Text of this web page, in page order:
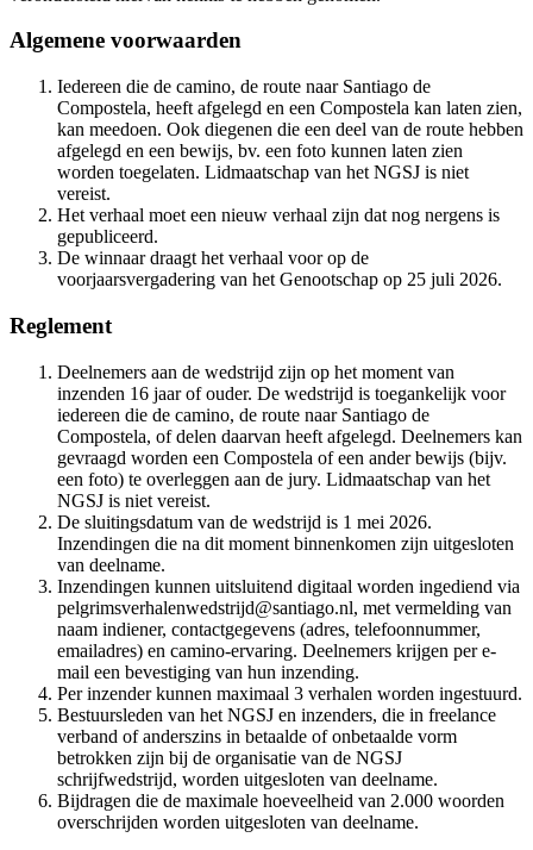
Algemene voorwaarden
Iedereen die de camino, de route naar Santiago de
Compostela, heeft afgelegd en een Compostela kan laten zien,
kan meedoen. Ook diegenen die een deel van de route hebben
afgelegd en een bewijs, bv. een foto kunnen laten zien
worden toegelaten. Lidmaatschap van het NGSJ is niet
vereist.
Het verhaal moet een nieuw verhaal zijn dat nog nergens is
gepubliceerd.
De winnaar draagt het verhaal voor op de
voorjaarsvergadering van het Genootschap op 25 juli 2026.
Reglement
Deelnemers aan de wedstrijd zijn op het moment van
inzenden 16 jaar of ouder. De wedstrijd is toegankelijk voor
iedereen die de camino, de route naar Santiago de
Compostela, of delen daarvan heeft afgelegd. Deelnemers kan
gevraagd worden een Compostela of een ander bewijs (bijv.
een foto) te overleggen aan de jury. Lidmaatschap van het
NGSJ is niet vereist.
De sluitingsdatum van de wedstrijd is 1 mei 2026.
Inzendingen die na dit moment binnenkomen zijn uitgesloten
van deelname.
Inzendingen kunnen uitsluitend digitaal worden ingediend via
pelgrimsverhalenwedstrijd@santiago.nl, met vermelding van
naam indiener, contactgegevens (adres, telefoonnummer,
emailadres) en camino-ervaring. Deelnemers krijgen per e-
mail een bevestiging van hun inzending.
Per inzender kunnen maximaal 3 verhalen worden ingestuurd.
Bestuursleden van het NGSJ en inzenders, die in freelance
verband of anderszins in betaalde of onbetaalde vorm
betrokken zijn bij de organisatie van de NGSJ
schrijfwedstrijd, worden uitgesloten van deelname.
Bijdragen die de maximale hoeveelheid van 2.000 woorden
overschrijden worden uitgesloten van deelname.